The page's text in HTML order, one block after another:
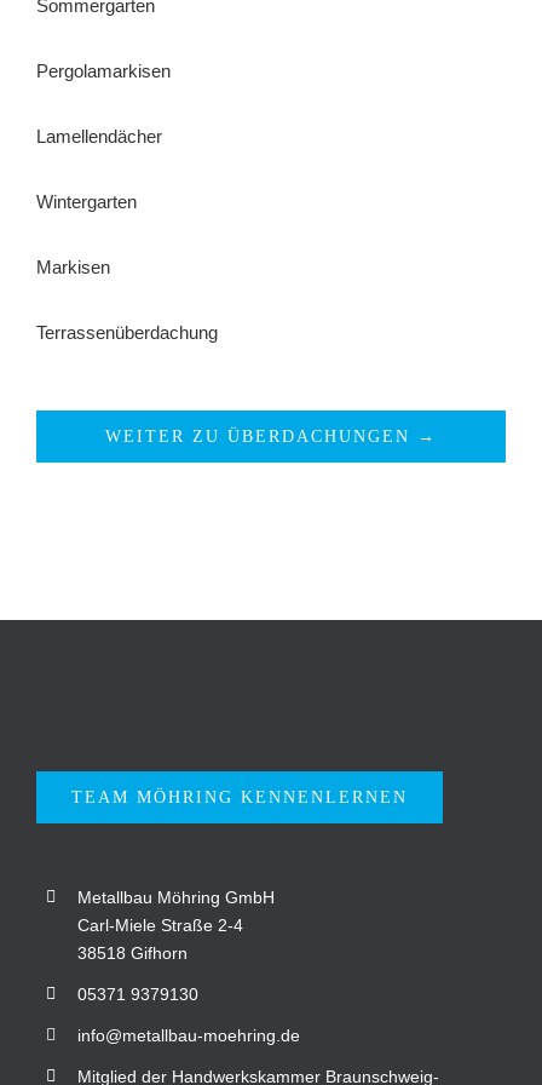
Sommergarten
Pergolamarkisen
Lamellendächer
Wintergarten
Markisen
Terrassenüberdachung
WEITER ZU ÜBERDACHUNGEN →
TEAM MÖHRING KENNENLERNEN
Metallbau Möhring GmbH
Carl-Miele Straße 2-4
38518 Gifhorn
05371 9379130
info@metallbau-moehring.de
Mitglied der Handwerkskammer Braunschweig-